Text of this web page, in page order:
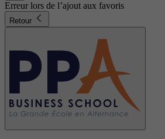
Erreur lors de l’ajout aux favoris
Retour